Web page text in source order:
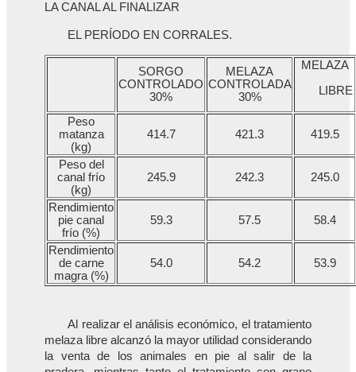
LA CANAL AL FINALIZAR
EL PERÍODO EN CORRALES.
SORGO
CONTROLADO
30%
MELAZA
CONTROLADA
30%
MELAZA
LIBRE
Peso
matanza
(kg)
414.7 421.3 419.5
Peso del
canal frío
(kg)
245.9 242.3 245.0
Rendimiento
pie canal
frío (%)
59.3 57.5 58.4
Rendimiento
de carne
magra (%)
54.0 54.2 53.9
Al realizar el análisis económico, el tratamiento
melaza libre alcanzó la mayor utilidad considerando
la venta de los animales en pie al salir de la